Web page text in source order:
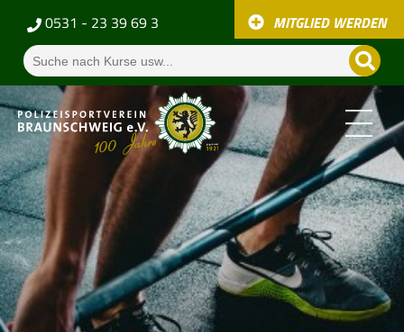
0531 - 23 39 69 3 MITGLIED WERDEN